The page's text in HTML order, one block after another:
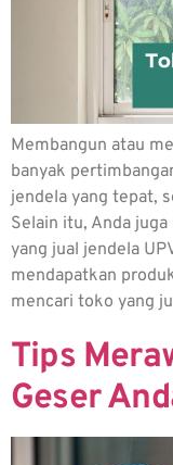
Membangun atau
banyak
jendela yang tepat,
Selain itu, Anda
yang jual jendela
mendapatkan
mencari toko yang
Tips
Geser